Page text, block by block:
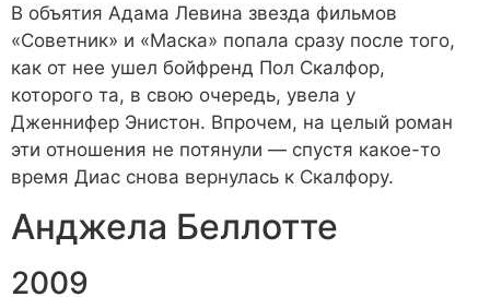
В объятия Адама Левина звезда фильмов
«Советник» и «Маска» попала сразу после того,
как от нее ушел бойфренд Пол Скалфор,
которого та, в свою очередь, увела у
Дженнифер Энистон. Впрочем, на целый роман
эти отношения не потянули — спустя какое-то
время Диас снова вернулась к Скалфору.
Анджела Беллотте
2009